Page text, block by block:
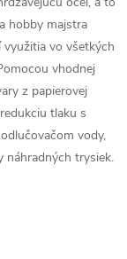
hobby majstra
vo všetkých
vhodnej
z papierovej
tlaku s
vody,
náhradných trysiek.